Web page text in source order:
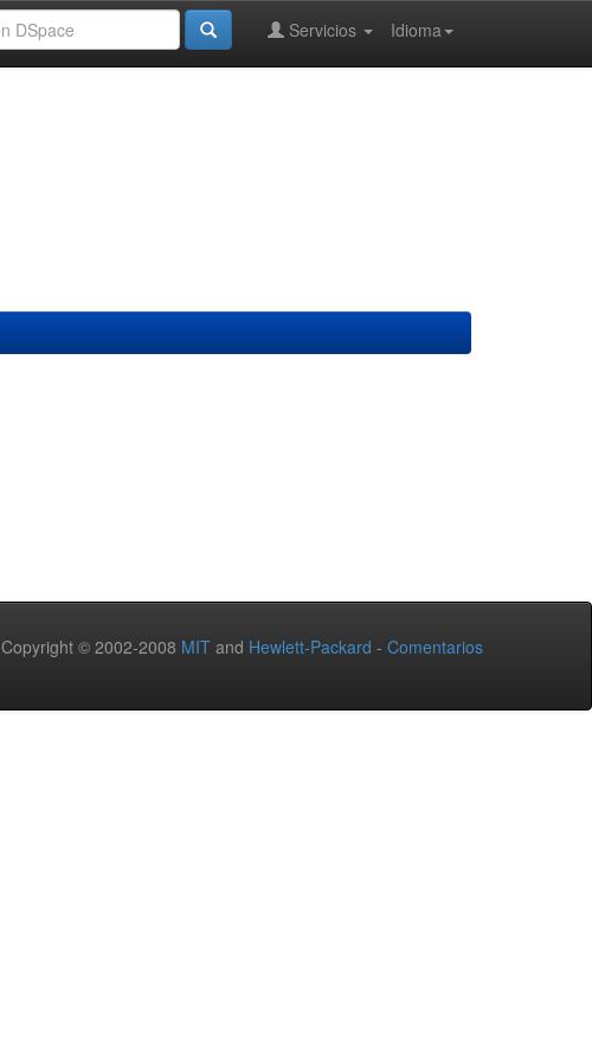
Idioma
Servicios
Copyright © 2002-2008 MIT and Hewlett-Packard - Comentarios